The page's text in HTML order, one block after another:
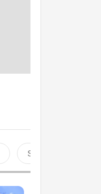
Sports aquatiques